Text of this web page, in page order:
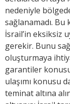
nedeniyle
sağlanamadı. Bu
İsrail’in eksiksiz
gerekir. Bunu
oluşturmaya
garantiler
ulaşımı konusu
teminat altına